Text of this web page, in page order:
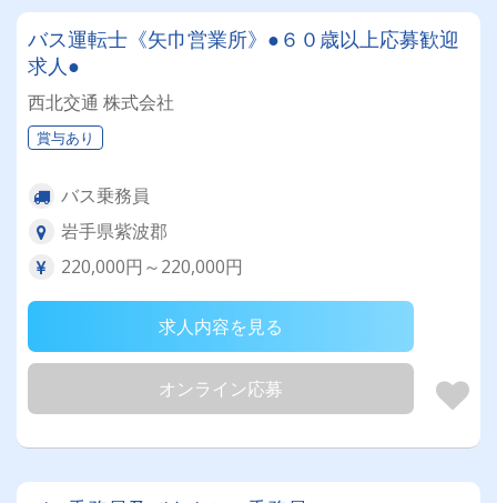
バス運転士《矢巾営業所》●６０歳以上応募歓迎
求人●
西北交通 株式会社
賞与あり
バス乗務員
岩手県紫波郡
220,000円～220,000円
求人内容を見る
オンライン応募